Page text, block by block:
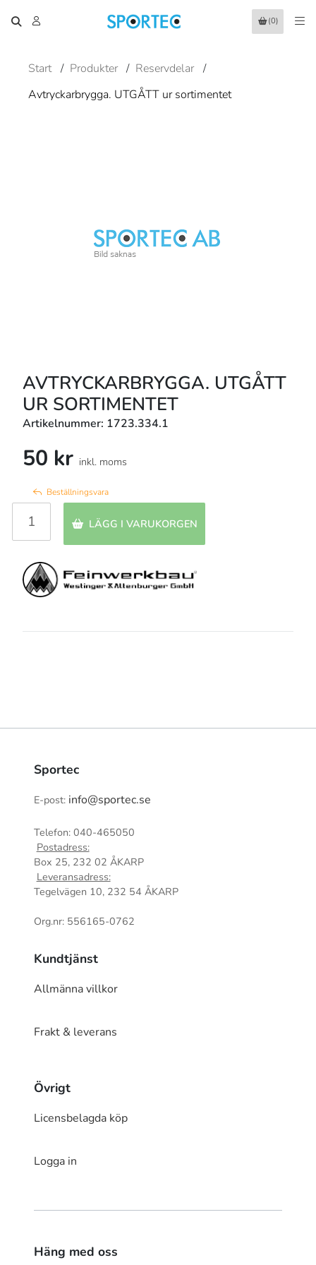
(0)
Start / Produkter / Reservdelar /
Avtryckarbrygga. UTGÅTT ur sortimentet
AVTRYCKARBRYGGA. UTGÅTT
UR SORTIMENTET
Artikelnummer: 1723.334.1
50 kr inkl. moms
Beställningsvara
LÄGG I VARUKORGEN
Sportec
E-post: info@sportec.se
Telefon: 040-465050
Postadress:
Box 25, 232 02 ÅKARP
Leveransadress:
Tegelvägen 10, 232 54 ÅKARP
Org.nr: 556165-0762
Kundtjänst
Allmänna villkor
Frakt & leverans
Övrigt
Licensbelagda köp
Logga in
Häng med oss